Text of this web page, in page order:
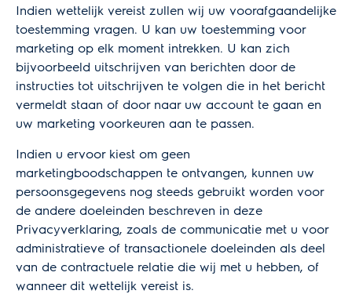
Indien wettelijk vereist zullen wij uw voorafgaandelijke
toestemming vragen. U kan uw toestemming voor
marketing op elk moment intrekken. U kan zich
bijvoorbeeld uitschrijven van berichten door de
instructies tot uitschrijven te volgen die in het bericht
vermeldt staan of door naar uw account te gaan en
uw marketing voorkeuren aan te passen.
Indien u ervoor kiest om geen
marketingboodschappen te ontvangen, kunnen uw
persoonsgegevens nog steeds gebruikt worden voor
de andere doeleinden beschreven in deze
Privacyverklaring, zoals de communicatie met u voor
administratieve of transactionele doeleinden als deel
van de contractuele relatie die wij met u hebben, of
wanneer dit wettelijk vereist is.